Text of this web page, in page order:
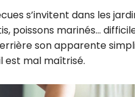
s’invitent dans les
poissons marinés…
son apparente
est mal maîtrisé.